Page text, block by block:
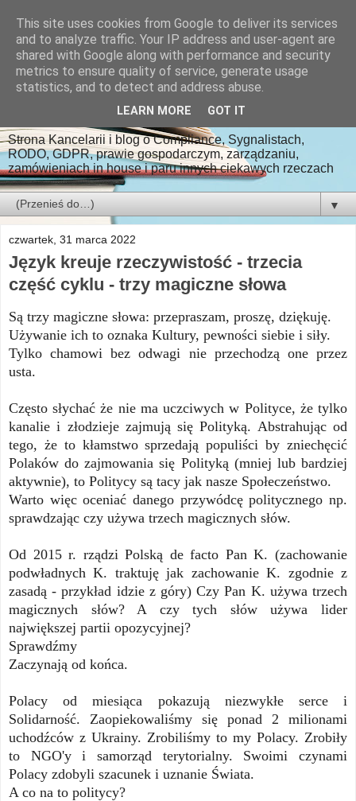
Kancelaria Radcy
Prawnego Paweł
Ludwiczak
Strona Kancelarii i blog o Compliance, Sygnalistach,
RODO, GDPR, prawie gospodarczym, zarządzaniu,
zamówieniach in house i paru innych ciekawych rzeczach
▼
czwartek, 31 marca 2022
Język kreuje rzeczywistość - trzecia
część cyklu - trzy magiczne słowa
Są trzy magiczne słowa: przepraszam, proszę, dziękuję.
Używanie ich to oznaka Kultury, pewności siebie i siły.
Tylko chamowi bez odwagi nie przechodzą one przez
usta.
Często słychać że nie ma uczciwych w Polityce, że tylko
kanalie i złodzieje zajmują się Polityką. Abstrahując od
tego, że to kłamstwo sprzedają populiści by zniechęcić
Polaków do zajmowania się Polityką (mniej lub bardziej
aktywnie), to Politycy są tacy jak nasze Społeczeństwo.
Warto więc oceniać danego przywódcę politycznego np.
sprawdzając czy używa trzech magicznych słów.
Od 2015 r. rządzi Polską de facto Pan K. (zachowanie
podwładnych K. traktuję jak zachowanie K. zgodnie z
zasadą - przykład idzie z góry) Czy Pan K. używa trzech
magicznych słów? A czy tych słów używa lider
największej partii opozycyjnej?
Sprawdźmy
Zaczynają od końca.
Polacy od miesiąca pokazują niezwykłe serce i
Solidarność. Zaopiekowaliśmy się ponad 2 milionami
uchodźców z Ukrainy. Zrobiliśmy to my Polacy. Zrobiły
to NGO'y i samorząd terytorialny. Swoimi czynami
Polacy zdobyli szacunek i uznanie Świata.
A co na to politycy?
This site uses cookies from Google to deliver its services
and to analyze traffic. Your IP address and user-agent are
shared with Google along with performance and security
metrics to ensure quality of service, generate usage
statistics, and to detect and address abuse.
LEARN MORE GOT IT